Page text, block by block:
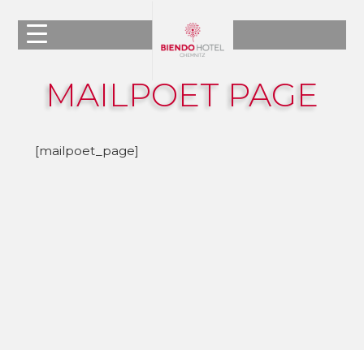
MAILPOET PAGE
[mailpoet_page]